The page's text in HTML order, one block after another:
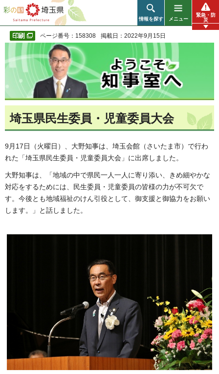
彩の国 埼玉県
情報を探す メニュー
緊急・防
災
ページ番号：158308 掲載日：2022年9月15日
埼玉県民生委員・児童委員大会
9月17日（火曜日）、大野知事は、埼玉会館（さいたま市）で行わ
れた「埼玉県民生委員・児童委員大会」に出席しました。
大野知事は、「地域の中で県民一人一人に寄り添い、きめ細やかな
対応をするためには、民生委員・児童委員の皆様の力が不可欠で
す。今後とも地域福祉のけん引役として、御支援と御協力をお願い
します。」と話しました。